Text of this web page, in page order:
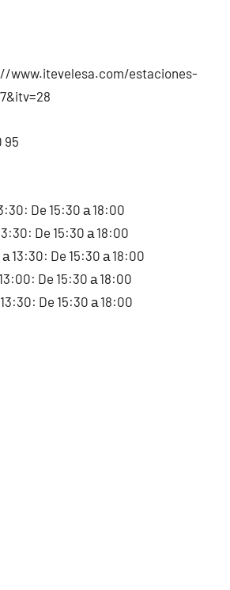
www.itevelesa.com/estaciones-
95
De 15:30 а 18:00
De 15:30 а 18:00
13:30: De 15:30 а 18:00
De 15:30 а 18:00
De 15:30 а 18:00